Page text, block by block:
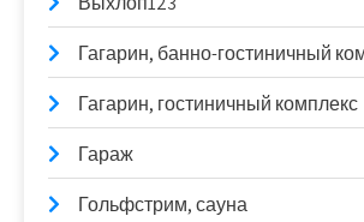
Гагарин, банно-гостиничный
Гагарин, гостиничный комплекс
Гараж
Гольфстрим, сауна